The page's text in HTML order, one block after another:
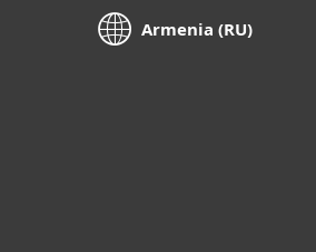
Armenia (RU)